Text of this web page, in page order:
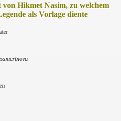
Hikmet Nasim, zu welchem
als Vorlage diente